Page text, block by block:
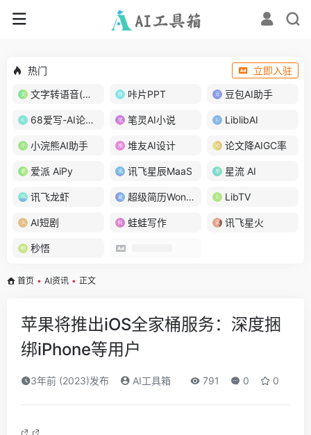
热门
立即入驻
文字转语音(琅琅配音)
咔片PPT 豆包AI助手
68爱写-AI论文写作 笔灵AI小说 LiblibAI
小浣熊AI助手 堆友AI设计 论文降AIGC率
爱派 AiPy 讯飞星辰MaaS 星流 AI
讯飞龙虾 超级简历WonderCV LibTV
AI短剧 蛙蛙写作 讯飞星火
秒悟
首页 • AI资讯 • 正文
苹果将推出iOS全家桶服务：深度捆
绑iPhone等用户
3年前 (2023)发布 AI工具箱 791 0 0